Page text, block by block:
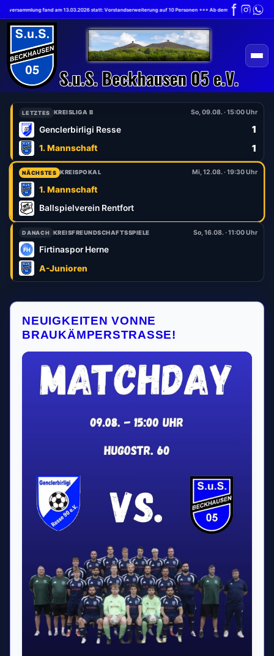
fand am 13.03.2026 statt: Vorstandserweiterung auf 10 Personen +++ Ab dem 1.7.2026 gilt die
LETZTES KREISLIGA B So, 09.08. · 15:00 Uhr
Genclerbirligi Resse 1
1. Mannschaft 1
NÄCHSTES KREISPOKAL Mi, 12.08. · 19:30 Uhr
1. Mannschaft
Ballspielverein Rentfort
DANACH KREISFREUNDSCHAFTSSPIELE So, 16.08. · 11:00 Uhr
Firtinaspor Herne
A-Junioren
NEUIGKEITEN VONNE
BRAUKÄMPERSTRASSE!